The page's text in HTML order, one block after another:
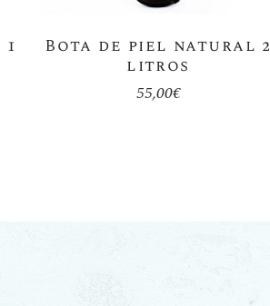
Bota de piel natural 2
litros
55,00€